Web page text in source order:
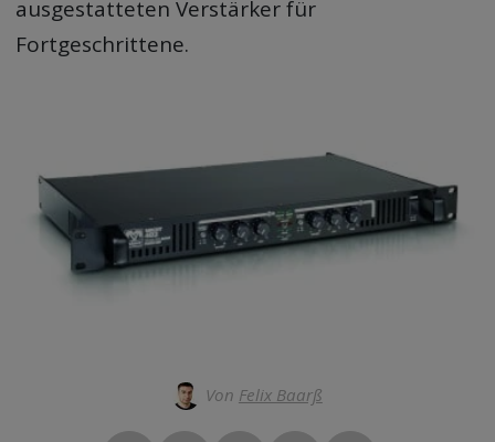
ausgestatteten Verstärker für
Fortgeschrittene.
Von Felix Baarß